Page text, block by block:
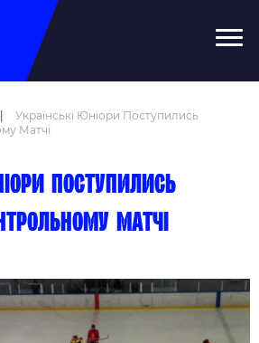
Українські Юніори Поступились
Матчі
поступились
матчі